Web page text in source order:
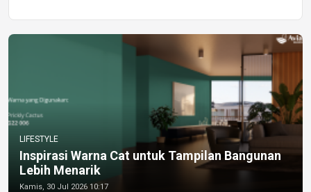
LIFESTYLE
Inspirasi Warna Cat untuk Tampilan Bangunan
Lebih Menarik
Kamis, 30 Jul 2026 10:17